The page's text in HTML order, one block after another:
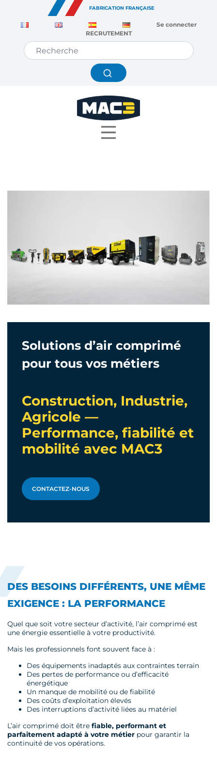
FABRICATION FRANÇAISE
Se connecter
RECRUTEMENT
Solutions d’air comprimé
pour tous vos métiers
Construction, Industrie,
Agricole —
Performance, fiabilité et
mobilité avec MAC3
CONTACTEZ-NOUS
DES BESOINS DIFFÉRENTS, UNE MÊME
EXIGENCE : LA PERFORMANCE
Quel que soit votre secteur d’activité, l’air comprimé est
une énergie essentielle à votre productivité.
Mais les professionnels font souvent face à :
Des équipements inadaptés aux contraintes terrain
Des pertes de performance ou d’efficacité
énergétique
Un manque de mobilité ou de fiabilité
Des coûts d’exploitation élevés
Des interruptions d’activité liées au matériel
L’air comprimé doit être fiable, performant et
parfaitement adapté à votre métier pour garantir la
continuité de vos opérations.
Panneau de gestion des cookies